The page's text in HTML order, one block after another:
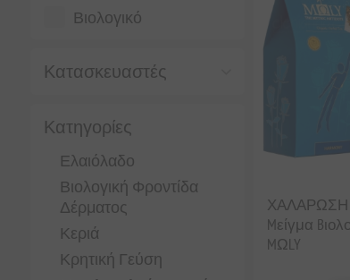
Βιολογικό
Κατασκευαστές
Κατηγορίες
Ελαιόλαδο
Βιολογική Φροντίδα
Δέρματος
Κεριά
Κρητική Γεύση
ΧΑΛΑΡΩΣΗ -
Mείγμα
MΩLY